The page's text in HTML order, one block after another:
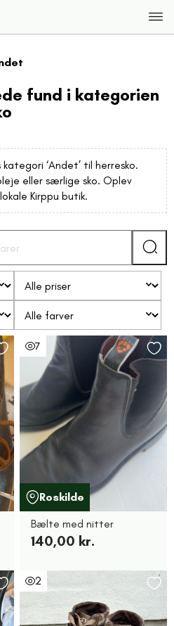
fund i kategorien
‘Andet’ til herresko.
eller særlige sko. Oplev
Kirppu butik.
7
Roskilde
Bælte med nitter
140,00 kr.
2